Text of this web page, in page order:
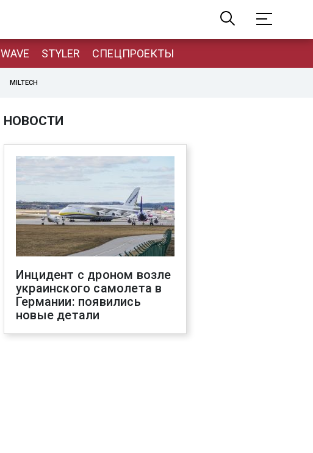
WAVE STYLER СПЕЦПРОЕКТЫ
MILTECH
НОВОСТИ
Инцидент с дроном возле
украинского самолета в
Германии: появились
новые детали